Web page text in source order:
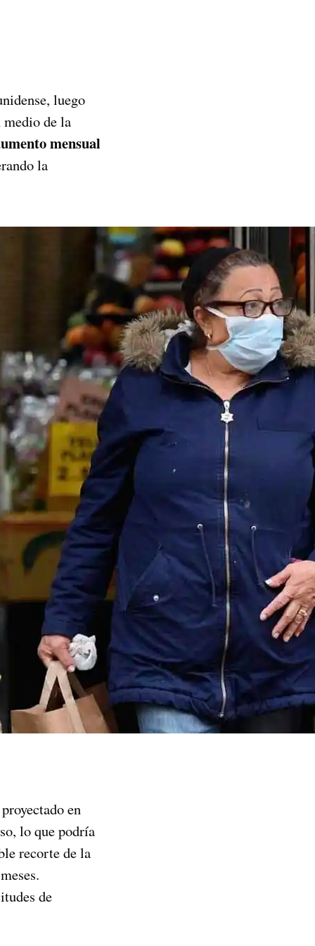
luego
medio de la
mensual
la
en
lo que podría
recorte de la
de